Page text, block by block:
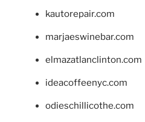
kautorepair.com
marjaeswinebar.com
elmazatlanclinton.com
ideacoffeenyc.com
odieschillicothe.com